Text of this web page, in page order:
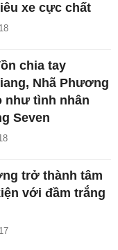
xe cực chất
chia tay
Nhã Phương
như tình nhân
Seven
trở thành tâm
với đầm trắng